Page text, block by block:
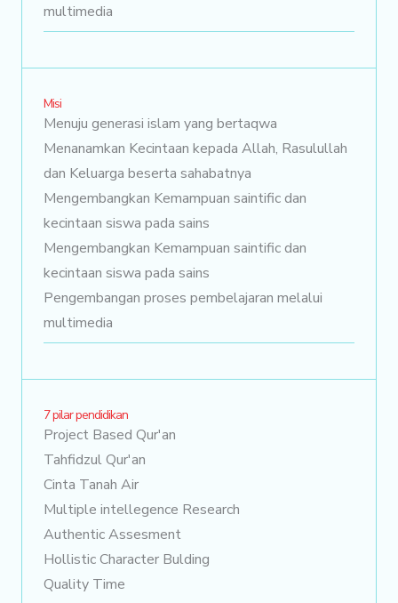
multimedia
Misi
Menuju generasi islam yang bertaqwa
Menanamkan Kecintaan kepada Allah, Rasulullah
dan Keluarga beserta sahabatnya
Mengembangkan Kemampuan saintific dan
kecintaan siswa pada sains
Mengembangkan Kemampuan saintific dan
kecintaan siswa pada sains
Pengembangan proses pembelajaran melalui
multimedia
7 pilar pendidikan
Project Based Qur'an
Tahfidzul Qur'an
Cinta Tanah Air
Multiple intellegence Research
Authentic Assesment
Hollistic Character Bulding
Quality Time